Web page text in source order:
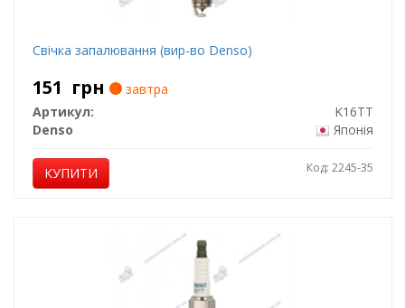
Свічка запалювання (вир-во Denso)
151 грн
завтра
Артикул:
K16TT
Denso
Японія
КУПИТИ Код: 2245-35